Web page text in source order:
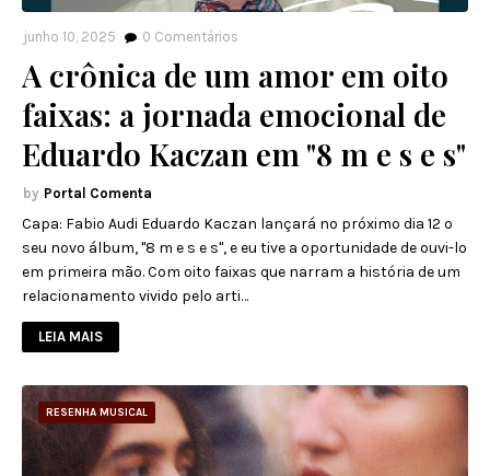
junho 10, 2025 0 Comentários
A crônica de um amor em oito
faixas: a jornada emocional de
Eduardo Kaczan em "8 m e s e s"
Portal Comenta
Capa: Fabio Audi Eduardo Kaczan lançará no próximo dia 12 o
seu novo álbum, "8 m e s e s", e eu tive a oportunidade de ouvi-lo
em primeira mão. Com oito faixas que narram a história de um
relacionamento vivido pelo arti…
LEIA MAIS
RESENHA MUSICAL